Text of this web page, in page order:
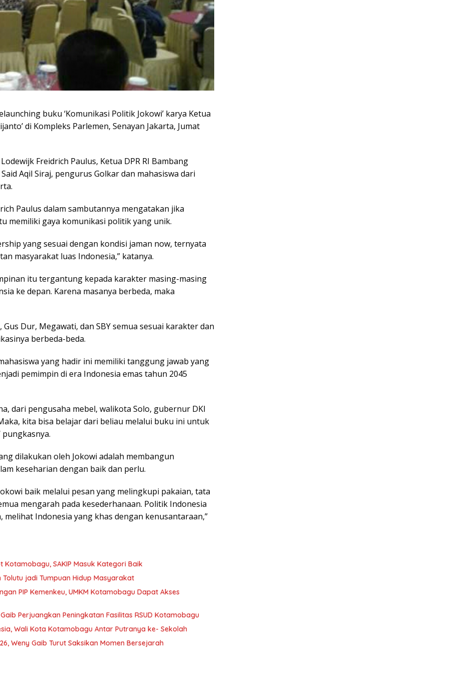
buku ‘Komunikasi Politik Jokowi’ karya Ketua
di Kompleks Parlemen, Senayan Jakarta, Jumat
Freidrich Paulus, Ketua DPR RI Bambang
Aqil Siraj, pengurus Golkar dan mahasiswa dari
Paulus dalam sambutannya mengatakan jika
memiliki gaya komunikasi politik yang unik.
yang sesuai dengan kondisi jaman now, ternyata
masyarakat luas Indonesia,” katanya.
itu tergantung kepada karakter masing-masing
ke depan. Karena masanya berbeda, maka
Dur, Megawati, dan SBY semua sesuai karakter dan
berbeda-beda.
yang hadir ini memiliki tanggung jawab yang
pemimpin di era Indonesia emas tahun 2045
dari pengusaha mebel, walikota Solo, gubernur DKI
kita bisa belajar dari beliau melalui buku ini untuk
dilakukan oleh Jokowi adalah membangun
keseharian dengan baik dan perlu.
baik melalui pesan yang melingkupi pakaian, tata
mengarah pada kesederhanaan. Politik Indonesia
Indonesia yang khas dengan kenusantaraan,”
Kotamobagu, SAKIP Masuk Kategori Baik
jadi Tumpuan Hidup Masyarakat
PIP Kemenkeu, UMKM Kotamobagu Dapat Akses
Perjuangkan Peningkatan Fasilitas RSUD Kotamobagu
Wali Kota Kotamobagu Antar Putranya ke- Sekolah
Weny Gaib Turut Saksikan Momen Bersejarah